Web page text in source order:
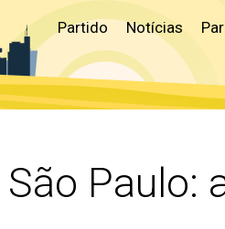
Partido Notícias
Paulo: